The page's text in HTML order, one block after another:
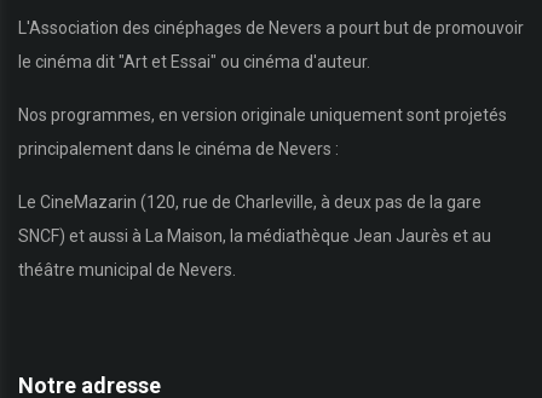
L'Association des cinéphages de Nevers a pourt but de promouvoir
le cinéma dit "Art et Essai" ou cinéma d'auteur.
Nos programmes, en version originale uniquement sont projetés
principalement dans le cinéma de Nevers :
Le CineMazarin (120, rue de Charleville, à deux pas de la gare
SNCF) et aussi à La Maison, la médiathèque Jean Jaurès et au
théâtre municipal de Nevers.
Notre adresse